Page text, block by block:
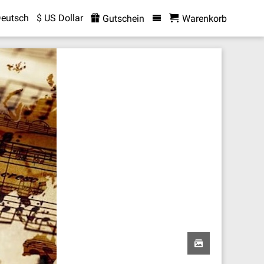
$ US Dollar Gutschein Warenkorb